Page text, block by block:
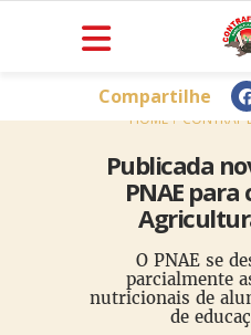
HOME CONTRAF
Publicada
PNAE
O PNAE se
parcialmente
nutricionais de
de
Compartilhe